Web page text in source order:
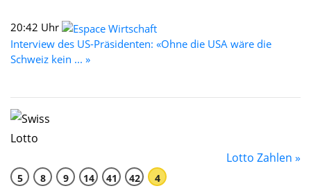
20:42 Uhr
Interview des US-Präsidenten: «Ohne die USA wäre die
Schweiz kein ... »
Lotto Zahlen »
5 8 9 14 41 42 4